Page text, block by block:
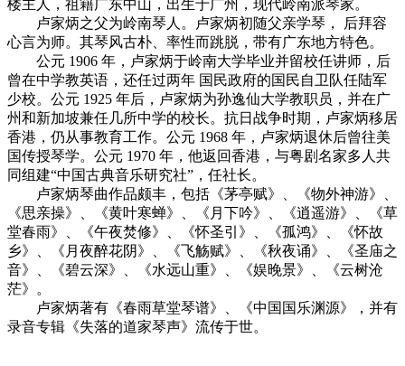
楼主人，祖籍广东中山，出生于广州，现代岭南派琴家。
卢家炳之父为岭南琴人。卢家炳初随父亲学琴， 后拜容
心言为师。其琴风古朴、率性而跳脱，带有广东地方特色。
公元 1906 年，卢家炳于岭南大学毕业并留校任讲师，后
曾在中学教英语，还任过两年 国民政府的国民自卫队任陆军
少校。公元 1925 年后，卢家炳为孙逸仙大学教职员，并在广
州和新加坡兼任几所中学的校长。抗日战争时期，卢家炳移居
香港，仍从事教育工作。公元 1968 年，卢家炳退休后曾往美
国传授琴学。公元 1970 年，他返回香港，与粤剧名家多人共
同组建“中国古典音乐研究社”，任社长。
卢家炳琴曲作品颇丰，包括《茅亭赋》、《物外神游》、
《思亲操》、《黄叶寒蝉》、《月下吟》、《逍遥游》、《草
堂春雨》、《午夜焚修》、《怀圣引》、《孤鸿》、《怀故
乡》、《月夜醉花阴》、《飞觞赋》、《秋夜诵》、《圣庙之
音》、《碧云深》、《水远山重》、《娱晚景》、《云树沧
茫》。
卢家炳著有《春雨草堂琴谱》、《中国国乐渊源》，并有
录音专辑《失落的道家琴声》流传于世。